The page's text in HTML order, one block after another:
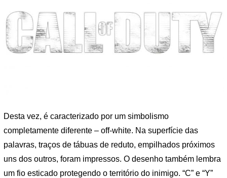
Desta vez, é caracterizado por um simbolismo
completamente diferente – off-white. Na superfície das
palavras, traços de tábuas de reduto, empilhados próximos
uns dos outros, foram impressos. O desenho também lembra
um fio esticado protegendo o território do inimigo. “C” e “Y”